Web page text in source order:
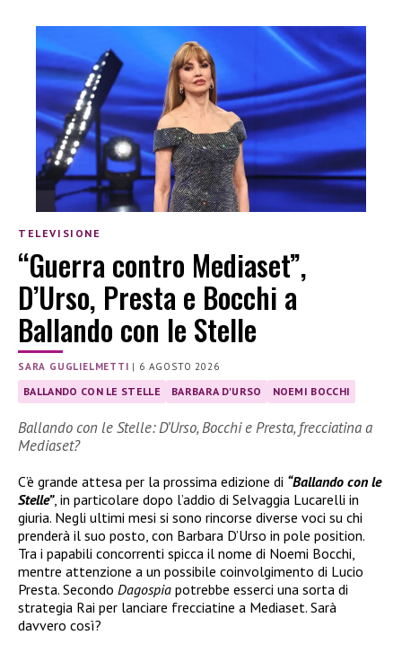
TELEVISIONE
“Guerra contro Mediaset”,
D’Urso, Presta e Bocchi a
Ballando con le Stelle
SARA GUGLIELMETTI | 6 AGOSTO 2026
BALLANDO CON LE STELLE BARBARA D'URSO NOEMI BOCCHI
Ballando con le Stelle: D’Urso, Bocchi e Presta, frecciatina a
Mediaset?
C’è grande attesa per la prossima edizione di “Ballando con le
Stelle”, in particolare dopo l’addio di Selvaggia Lucarelli in
giuria. Negli ultimi mesi si sono rincorse diverse voci su chi
prenderà il suo posto, con Barbara D’Urso in pole position.
Tra i papabili concorrenti spicca il nome di Noemi Bocchi,
mentre attenzione a un possibile coinvolgimento di Lucio
Presta. Secondo Dagospia potrebbe esserci una sorta di
strategia Rai per lanciare frecciatine a Mediaset. Sarà
davvero così?